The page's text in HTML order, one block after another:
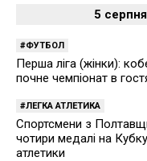
5
ФУТБОЛ
Перша ліга (жінки):
почне чемпіонат в
ЛЕГКА АТЛЕТИКА
Спортсмени з
чотири медалі на
атлетики